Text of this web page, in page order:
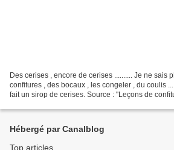
Des cerises , encore de cerises .......... Je ne sais
confitures , des bocaux , les congeler , du coulis
fait un sirop de cerises. Source : "Leçons de
Hébergé par Canalblog
Top articles